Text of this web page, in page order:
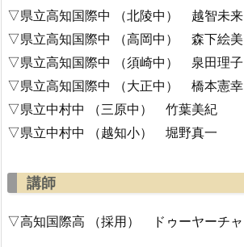
▽県立高知国際中 （北陵中） 越智未来
▽県立高知国際中 （高岡中） 森下絵美
▽県立高知国際中 （須崎中） 泉田理子
▽県立高知国際中 （大正中） 橋本憲幸
▽県立中村中 （三原中） 竹葉美紀
▽県立中村中 （越知小） 堀野真一
講師
▽高知国際高 （採用） ドゥーヤーチャ